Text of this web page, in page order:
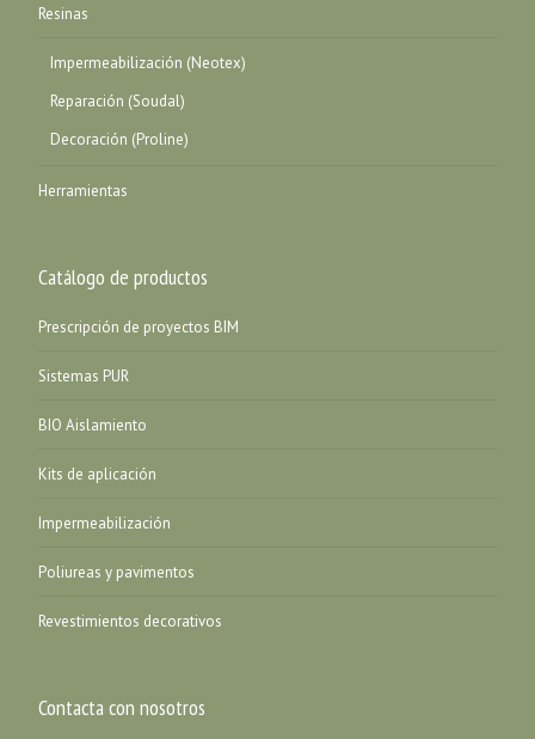
Resinas
Impermeabilización (Neotex)
Reparación (Soudal)
Decoración (Proline)
Herramientas
Catálogo de productos
Prescripción de proyectos BIM
Sistemas PUR
BIO Aislamiento
Kits de aplicación
Impermeabilización
Poliureas y pavimentos
Revestimientos decorativos
Contacta con nosotros